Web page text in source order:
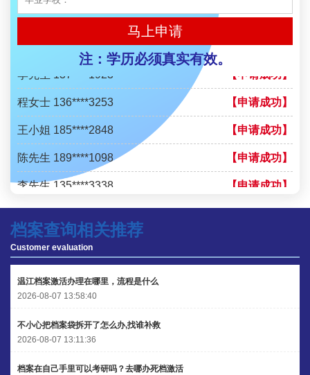
马上申请
注：学历必须真实有效。
王小姐 181****2354 【申请成功】
陈先生 158****3306 【申请成功】
程女士 136****3253 【申请成功】
王小姐 185****2848 【申请成功】
陈先生 189****1098 【申请成功】
李先生 135****3338 【申请成功】
程女士 134****3518 【申请成功】
王小姐 181****2354
陈先生 158****3306 【申请成功】
李先生 137****1923
程女士 136****3253
档案查询相关推荐
Customer evaluation
温江档案激活办理在哪里，流程是什么
2026-08-07 13:58:40
不小心把档案袋拆开了怎么办,找谁补救
2026-08-07 13:11:36
档案在自己手里可以考研吗？去哪办死档激活